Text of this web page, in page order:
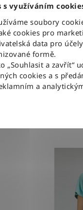
s využíváním
soubory
cookies pro
data pro
formě.
„Souhlasit a zavřít“
cookies a s
a
logo Lee - malá
neokoukaný odstín.
„přírodní“ vzhled a